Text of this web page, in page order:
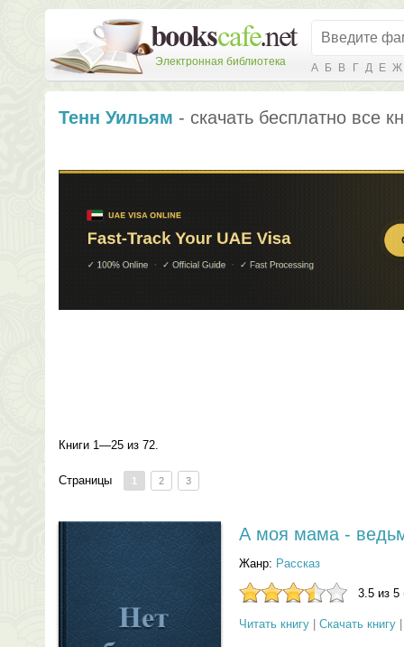
Электронная библиотека А Б В Г Д Е Ж
Тенн Уильям - скачать бесплатно все
Книги 1—25 из 72.
Страницы 1 2 3
А моя мама -
Жанр: Рассказ
3.5 из 5
Читать книгу Скачать книгу